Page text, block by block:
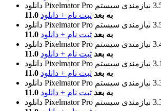
دانلود Pixelmator Pro
11.0 به بعد ثبت نام + دانلود
دانلود Pixelmator Pro
11.0 به بعد ثبت نام + دانلود
دانلود Pixelmator Pro
11.0 به بعد ثبت نام + دانلود
دانلود Pixelmator Pro
11.0 به بعد ثبت نام + دانلود
دانلود Pixelmator Pro
11.0 به بعد ثبت نام + دانلود
دانلود Pixelmator Pro